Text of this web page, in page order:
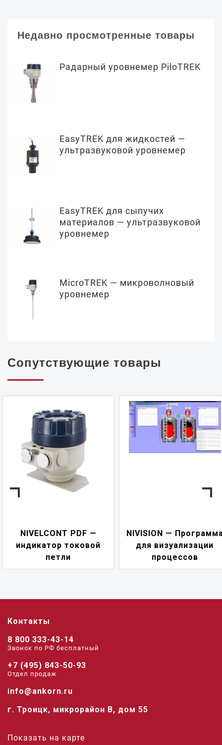
Недавно просмотренные товары
Радарный уровнемер PiloTREK
EasyTREK для жидкостей —
ультразвуковой уровнемер
EasyTREK для сыпучих
материалов — ультразвуковой
уровнемер
MicroTREK — микроволновый
уровнемер
Сопутствующие товары
NIVELCONT PDF —
индикатор токовой
петли
NIVISION —
для визуализации
процессов
Контакты
8 800 333-43-14
Звонок по РФ беcплатный
+7 (495) 843-50-93
Отдел продаж
info@ankorn.ru
г. Троицк, микрорайон В, дом 55
Показать на карте